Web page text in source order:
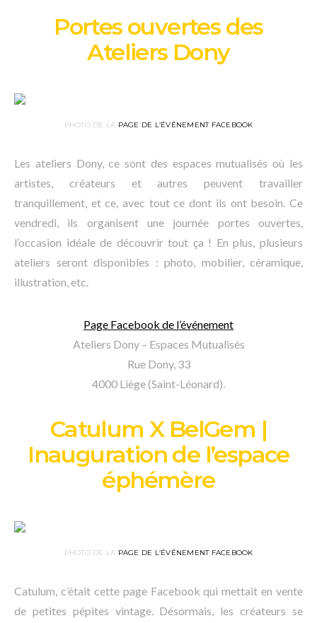
Portes ouvertes des
Ateliers Dony
PHOTO DE LA PAGE DE L’ÉVÉNEMENT FACEBOOK
Les ateliers Dony, ce sont des espaces mutualisés où les
artistes, créateurs et autres peuvent travailler
tranquillement, et ce, avec tout ce dont ils ont besoin. Ce
vendredi, ils organisent une journée portes ouvertes,
l’occasion idéale de découvrir tout ça ! En plus, plusieurs
ateliers seront disponibles : photo, mobilier, céramique,
illustration, etc.
Page Facebook de l’événement
Ateliers Dony – Espaces Mutualisés
Rue Dony, 33
4000 Liège (Saint-Léonard).
Catulum X BelGem |
Inauguration de l’espace
éphémère
PHOTO DE LA PAGE DE L’ÉVÉNEMENT FACEBOOK
Catulum, c’était cette page Facebook qui mettait en vente
de petites pépites vintage. Désormais, les créateurs se